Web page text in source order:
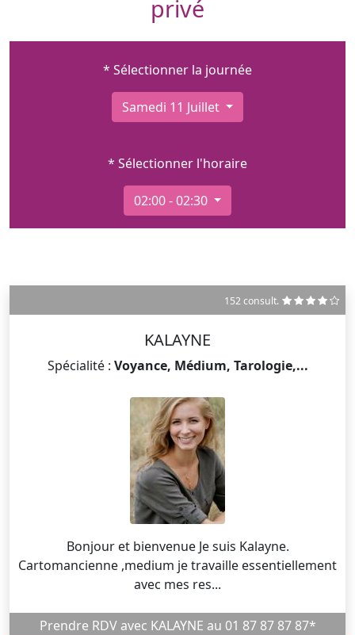
privé
* Sélectionner la journée
Samedi 11 Juillet
* Sélectionner l'horaire
02:00 - 02:30
152 consult.
KALAYNE
Spécialité : Voyance, Médium, Tarologie,...
Bonjour et bienvenue Je suis Kalayne.
Cartomancienne ,medium je travaille essentiellement
avec mes res...
Prendre RDV avec KALAYNE au 01 87 87 87 87*